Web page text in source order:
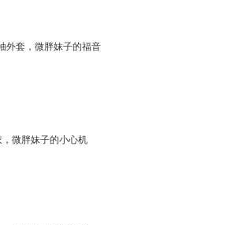
外套，微胖妹子的福音
，微胖妹子的小心机